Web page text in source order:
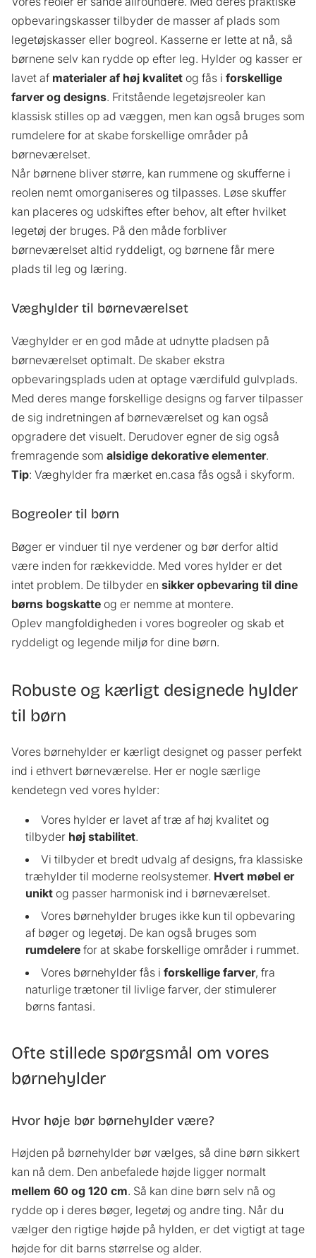
opbevaringskasser tilbyder de masser af plads som
legetøjskasser eller bogreol. Kasserne er lette at nå, så
børnene selv kan rydde op efter leg. Hylder og kasser er
lavet af materialer af høj kvalitet og fås i forskellige
farver og designs. Fritstående legetøjsreoler kan
klassisk stilles op ad væggen, men kan også bruges som
rumdelere for at skabe forskellige områder på
børneværelset.
Når børnene bliver større, kan rummene og skufferne i
reolen nemt omorganiseres og tilpasses. Løse skuffer
kan placeres og udskiftes efter behov, alt efter hvilket
legetøj der bruges. På den måde forbliver
børneværelset altid ryddeligt, og børnene får mere
plads til leg og læring.
Væghylder til børneværelset
Væghylder er en god måde at udnytte pladsen på
børneværelset optimalt. De skaber ekstra
opbevaringsplads uden at optage værdifuld gulvplads.
Med deres mange forskellige designs og farver tilpasser
de sig indretningen af børneværelset og kan også
opgradere det visuelt. Derudover egner de sig også
fremragende som alsidige dekorative elementer.
Tip: Væghylder fra mærket en.casa fås også i skyform.
Bogreoler til børn
Bøger er vinduer til nye verdener og bør derfor altid
være inden for rækkevidde. Med vores hylder er det
intet problem. De tilbyder en sikker opbevaring til dine
børns bogskatte og er nemme at montere.
Oplev mangfoldigheden i vores bogreoler og skab et
ryddeligt og legende miljø for dine børn.
Robuste og kærligt designede hylder
til børn
Vores børnehylder er kærligt designet og passer perfekt
ind i ethvert børneværelse. Her er nogle særlige
kendetegn ved vores hylder:
Vores hylder er lavet af træ af høj kvalitet og
tilbyder høj stabilitet.
Vi tilbyder et bredt udvalg af designs, fra klassiske
træhylder til moderne reolsystemer. Hvert møbel er
unikt og passer harmonisk ind i børneværelset.
Vores børnehylder bruges ikke kun til opbevaring
af bøger og legetøj. De kan også bruges som
rumdelere for at skabe forskellige områder i rummet.
Vores børnehylder fås i forskellige farver, fra
naturlige trætoner til livlige farver, der stimulerer
børns fantasi.
Ofte stillede spørgsmål om vores
børnehylder
Hvor høje bør børnehylder være?
Højden på børnehylder bør vælges, så dine børn sikkert
kan nå dem. Den anbefalede højde ligger normalt
mellem 60 og 120 cm. Så kan dine børn selv nå og
rydde op i deres bøger, legetøj og andre ting. Når du
vælger den rigtige højde på hylden, er det vigtigt at tage
højde for dit barns størrelse og alder.